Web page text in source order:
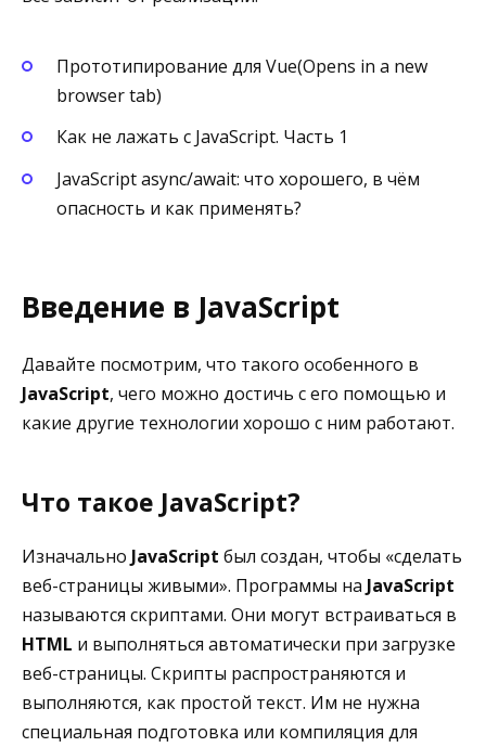
Прототипирование для Vue(Opens in a new
browser tab)
Как не лажать с JavaScript. Часть 1
JavaScript async/await: что хорошего, в чём
опасность и как применять?
Введение в JavaScript
Давайте посмотрим, что такого особенного в
JavaScript, чего можно достичь с его помощью и
какие другие технологии хорошо с ним работают.
Что такое JavaScript?
Изначально JavaScript был создан, чтобы «сделать
веб-страницы живыми». Программы на JavaScript
называются скриптами. Они могут встраиваться в
HTML и выполняться автоматически при загрузке
веб-страницы. Скрипты распространяются и
выполняются, как простой текст. Им не нужна
специальная подготовка или компиляция для